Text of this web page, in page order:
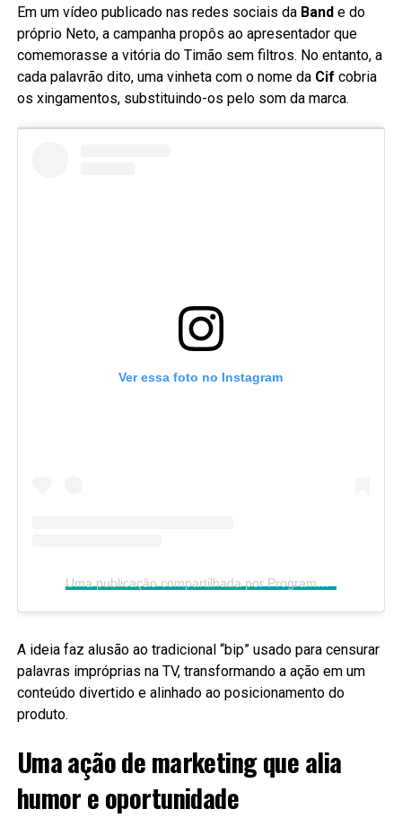
Em um vídeo publicado nas redes sociais da Band e do
próprio Neto, a campanha propôs ao apresentador que
comemorasse a vitória do Timão sem filtros. No entanto, a
cada palavrão dito, uma vinheta com o nome da Cif cobria
os xingamentos, substituindo-os pelo som da marca.
Ver essa foto no Instagram
A ideia faz alusão ao tradicional “bip” usado para censurar
palavras impróprias na TV, transformando a ação em um
conteúdo divertido e alinhado ao posicionamento do
produto.
Uma ação de marketing que alia
humor e oportunidade